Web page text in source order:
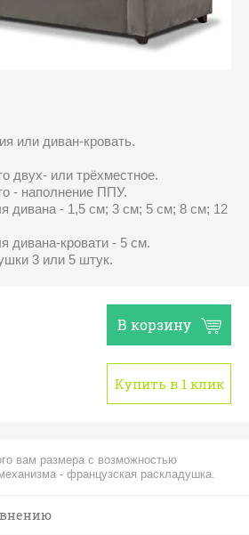
или диван-кровать.
двух- или трёхместное.
- наполнение ППУ.
дивана - 1,5 см; 3 см; 5 см; 8 см; 12
дивана-кровати - 5 см.
3 или 5 штук.
В корзину
Купить в 1 клик
вам размера с возможностью
- французская раскладушка.